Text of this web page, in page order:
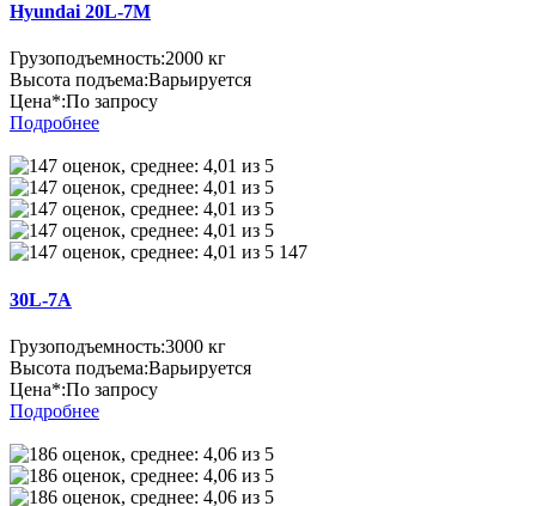
Hyundai 20L-7М
Грузоподъемность:2000 кг
Высота подъема:Варьируется
Цена*:По запросу
Подробнее
147
30L-7А
Грузоподъемность:3000 кг
Высота подъема:Варьируется
Цена*:По запросу
Подробнее